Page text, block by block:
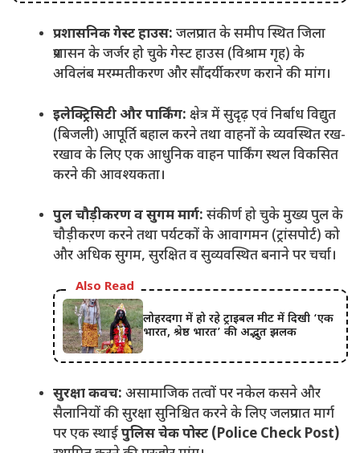
प्रशासनिक गेस्ट हाउस: जलप्रपात के समीप स्थित जिला
प्रशासन के जर्जर हो चुके गेस्ट हाउस (विश्राम गृह) के
अविलंब मरम्मतीकरण और सौंदर्यीकरण कराने की मांग।
इलेक्ट्रिसिटी और पार्किंग: क्षेत्र में सुदृढ़ एवं निर्बाध विद्युत
(बिजली) आपूर्ति बहाल करने तथा वाहनों के व्यवस्थित रख-
रखाव के लिए एक आधुनिक वाहन पार्किंग स्थल विकसित
करने की आवश्यकता।
पुल चौड़ीकरण व सुगम मार्ग: संकीर्ण हो चुके मुख्य पुल के
चौड़ीकरण करने तथा पर्यटकों के आवागमन (ट्रांसपोर्ट) को
और अधिक सुगम, सुरक्षित व सुव्यवस्थित बनाने पर चर्चा।
Also Read
लोहरदगा में हो रहे ट्राइबल मीट में दिखी ‘एक
भारत, श्रेष्ठ भारत’ की अद्भुत झलक
सुरक्षा कवच: असामाजिक तत्वों पर नकेल कसने और
सैलानियों की सुरक्षा सुनिश्चित करने के लिए जलप्रपात मार्ग
पर एक स्थाईपुलिस चेक पोस्ट (Police Check Post)